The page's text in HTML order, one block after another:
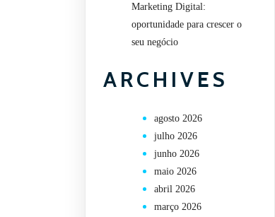
Marketing Digital:
oportunidade para crescer o
seu negócio
ARCHIVES
agosto 2026
julho 2026
junho 2026
maio 2026
abril 2026
março 2026